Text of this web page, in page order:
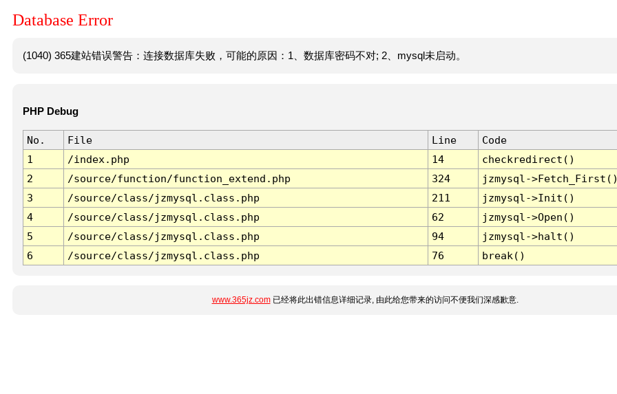
Database Error
(1040) 365建站错误警告：连接数据库失败，可能的原因：1、数据库密码不对; 2、mysql未启动。
PHP Debug
No. File Line
Code
1
/index.php 14
checkredirect()
2
/source/function/function_extend.php 324
jzmysql-
3
/source/class/jzmysql.class.php 211
jzmysql->Init()
4
/source/class/jzmysql.class.php 62
jzmysql->Open()
5
/source/class/jzmysql.class.php 94
jzmysql->halt()
6
/source/class/jzmysql.class.php 76 break()
www.365jz.com已经将此出错信息详细记录, 由此给您带来的访问不便我们深感歉意.